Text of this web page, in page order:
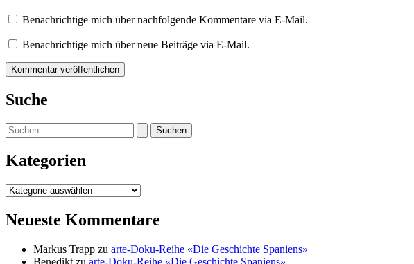
Benachrichtige mich über nachfolgende Kommentare via E-Mail.
Benachrichtige mich über neue Beiträge via E-Mail.
Suche
Suchen
nach:
Kategorien
Kategorien
Neueste Kommentare
Markus Trapp zu arte-Doku-Reihe «Die Geschichte Spaniens»
Benedikt zu arte-Doku-Reihe «Die Geschichte Spaniens»